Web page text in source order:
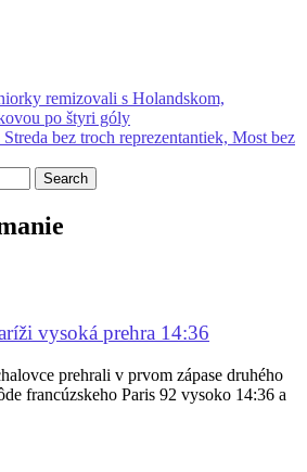
remizovali s Holandskom,
po štyri góly
bez troch reprezentantiek, Most bez
Search
vysoká prehra 14:36
prehrali v prvom zápase druhého
francúzskeho Paris 92 vysoko 14:36 a